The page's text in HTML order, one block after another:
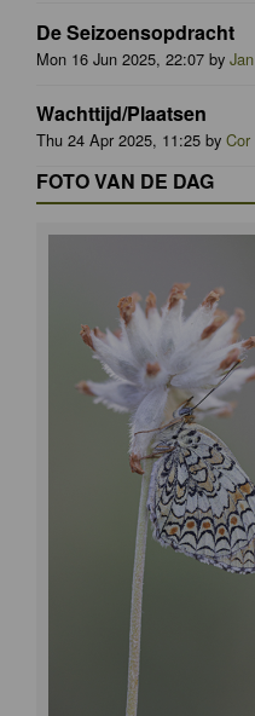
De Seizoensopdracht
Mon 16 Jun 2025, 22:07 by
Wachttijd/Plaatsen
Thu 24 Apr 2025, 11:25 by Cor
FOTO VAN DE DAG